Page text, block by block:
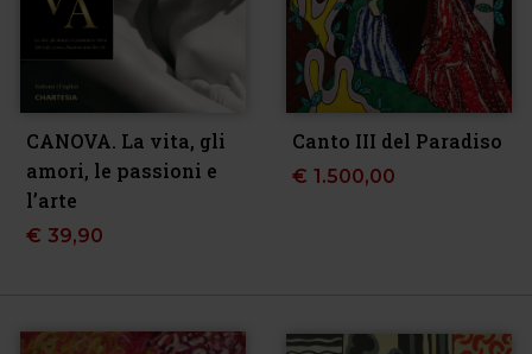
CANOVA. La vita, gli
amori, le passioni e
l’arte
€ 39,90
Canto III del Paradiso
€ 1.500,00